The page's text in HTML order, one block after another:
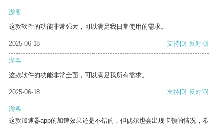
游客
这款软件的功能非常强大，可以满足我日常使用的需求。
2025-06-18 支持[0] 反对[0]
游客
这款软件的功能非常全面，可以满足我所有需求。
2025-06-18 支持[0] 反对[0]
游客
这款加速器app的加速效果还是不错的，但偶尔也会出现卡顿的情况，希